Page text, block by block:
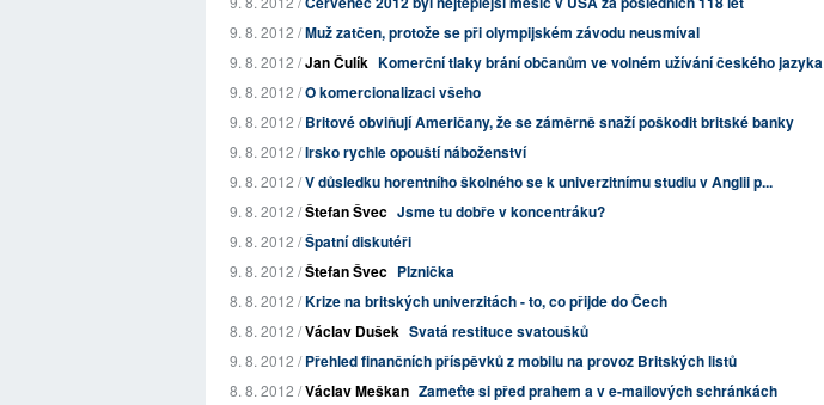
9. 8. 2012 /Muž zatčen, protože se při olympijském závodu neusmíval
9. 8. 2012 /Jan Čulík Komerční tlaky brání občanům ve volném užívání českého jazyka
9. 8. 2012 /O komercionalizaci všeho
9. 8. 2012 /Britové obviňují Američany, že se záměrně snaží poškodit britské banky
9. 8. 2012 /Irsko rychle opouští náboženství
9. 8. 2012 /V důsledku horentního školného se k univerzitnímu studiu v Anglii p...
9. 8. 2012 /Štefan Švec Jsme tu dobře v koncentráku?
9. 8. 2012 /Špatní diskutéři
9. 8. 2012 /Štefan Švec Plznička
8. 8. 2012 /Krize na britských univerzitách - to, co přijde do Čech
8. 8. 2012 /Václav Dušek Svatá restituce svatoušků
9. 8. 2012 /Přehled finančních příspěvků z mobilu na provoz Britských listů
8. 8. 2012 /Václav Meškan Zameťte si před prahem a v e-mailových schránkách